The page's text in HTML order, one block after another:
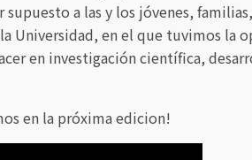
a las y los jóvenes,
Universidad, en el que tuvimos la
en investigación científica,
en la próxima edicion!